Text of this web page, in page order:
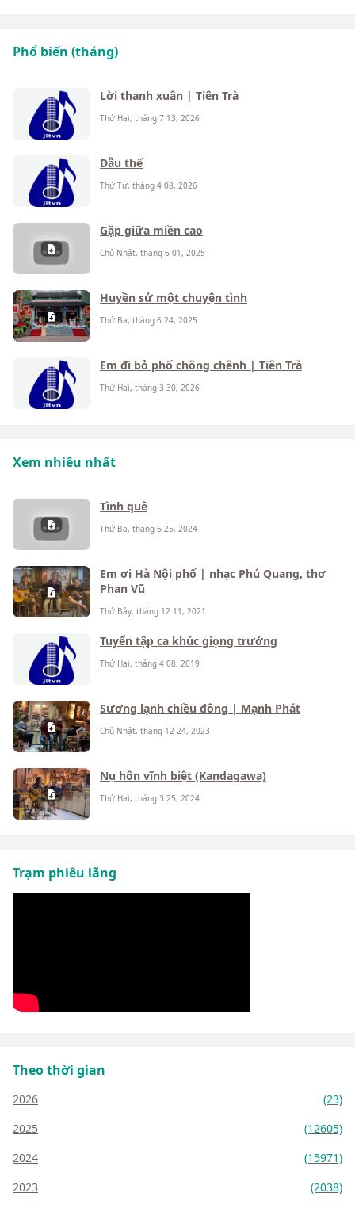
Phổ biến (tháng)
Lời thanh xuân | Tiên Trà
Thứ Hai, tháng 7 13, 2026
Dẫu thế
Thứ Tư, tháng 4 08, 2026
Gặp giữa miền cao
Chủ Nhật, tháng 6 01, 2025
Huyền sử một chuyện tình
Thứ Ba, tháng 6 24, 2025
Em đi bỏ phố chông chênh | Tiên Trà
Thứ Hai, tháng 3 30, 2026
Xem nhiều nhất
Tình quê
Thứ Ba, tháng 6 25, 2024
Em ơi Hà Nội phố | nhạc Phú Quang, thơ
Phan Vũ
Thứ Bảy, tháng 12 11, 2021
Tuyển tập ca khúc giọng trưởng
Thứ Hai, tháng 4 08, 2019
Sương lạnh chiều đông | Mạnh Phát
Chủ Nhật, tháng 12 24, 2023
Nụ hôn vĩnh biệt (Kandagawa)
Thứ Hai, tháng 3 25, 2024
Trạm phiêu lãng
Theo thời gian
2026
(23)
2025
(12605)
2024
(15971)
2023
(2038)